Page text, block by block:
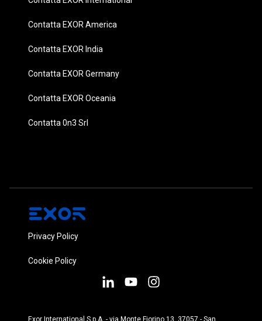
Contatta EXOR America
Contatta EXOR India
Contatta EXOR Germany
Contatta EXOR Oceania
Contatta 0n3 Srl
Privacy Policy
Cookie Policy
Exor International S.p.A. - via Monte Fiorino 13, 37057 - San